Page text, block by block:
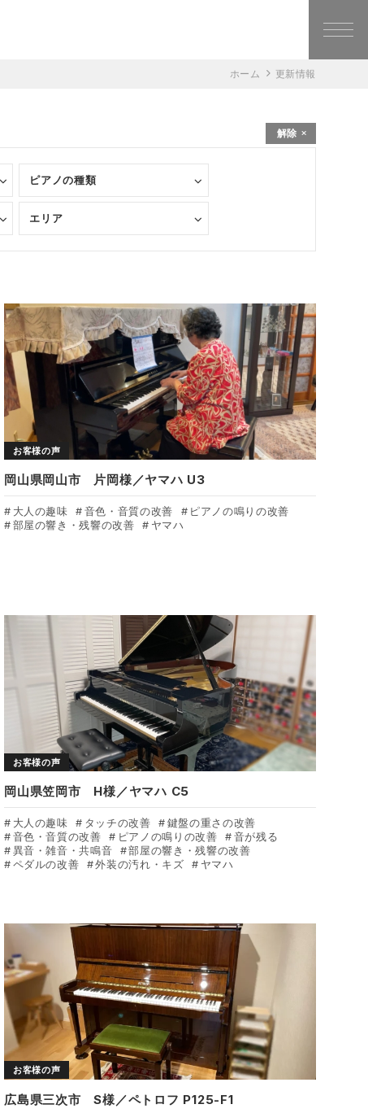
ホーム 更新情報
解除
お客様の声
岡山県岡山市 片岡様／ヤマハ U3
大人の趣味 音色・音質の改善
ピアノの鳴りの改善
部屋の響き・残響の改善
ヤマハ
お客様の声
岡山県笠岡市 H様／ヤマハ C5
大人の趣味 タッチの改善
鍵盤の重さの改善
音色・音質の改善
ピアノの鳴りの改善
音が残る
異音・雑音・共鳴音
部屋の響き・残響の改善
ペダルの改善
外装の汚れ・キズ ヤマハ
お客様の声
広島県三次市 S様／ペトロフ P125-F1